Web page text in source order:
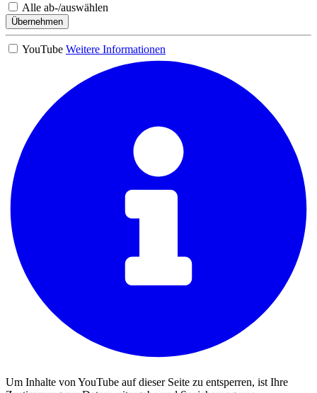
Alle ab-/auswählen
Übernehmen
YouTube Weitere Informationen
Um Inhalte von YouTube auf dieser Seite zu entsperren, ist Ihre